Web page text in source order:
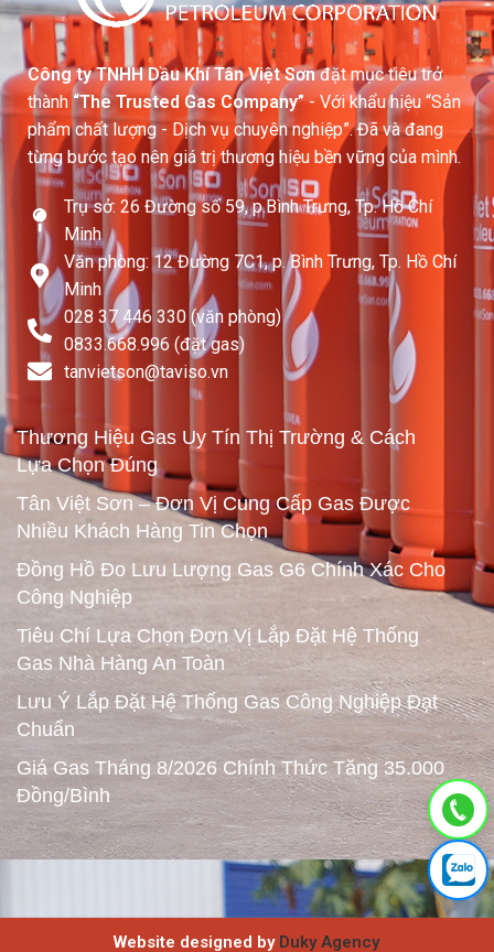
Công ty TNHH Dầu Khí Tân Việt Sơnđặt mục tiêu trở
thành “The Trusted Gas Company”- Với khẩu hiệu “Sản
phẩm chất lượng - Dịch vụ chuyên nghiệp”. Đã và đang
từng bước tạo nên giá trị thương hiệu bền vững của mình.
Trụ sở: 26 Đường số 59, p.Bình Trưng, Tp. Hồ Chí
Minh
Văn phòng: 12 Đường 7C1, p. Bình Trưng, Tp. Hồ Chí
Minh
028 37 446 330 (văn phòng)
0833.668.996 (đặt gas)
tanvietson@taviso.vn​
Thương Hiệu Gas Uy Tín Thị Trường & Cách
Lựa Chọn Đúng
Tân Việt Sơn – Đơn Vị Cung Cấp Gas Được
Nhiều Khách Hàng Tin Chọn
Đồng Hồ Đo Lưu Lượng Gas G6 Chính Xác Cho
Công Nghiệp
Tiêu Chí Lựa Chọn Đơn Vị Lắp Đặt Hệ Thống
Gas Nhà Hàng An Toàn
Lưu Ý Lắp Đặt Hệ Thống Gas Công Nghiệp Đạt
Chuẩn
Giá Gas Tháng 8/2026 Chính Thức Tăng 35.000
Đồng/Bình
Website designed byDuky Agency